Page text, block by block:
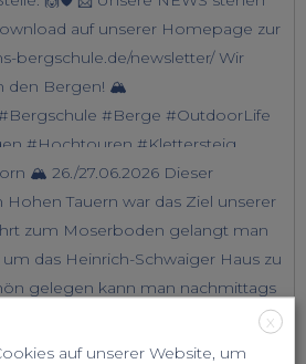
X
auf unserer Website, um